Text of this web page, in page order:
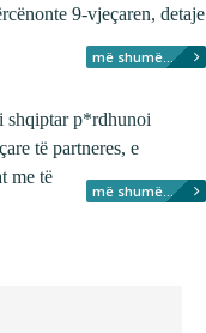
9-vjeçaren, detaje
më shumë...
shqiptar p*rdhunoi
të partneres, e
me të
më shumë...